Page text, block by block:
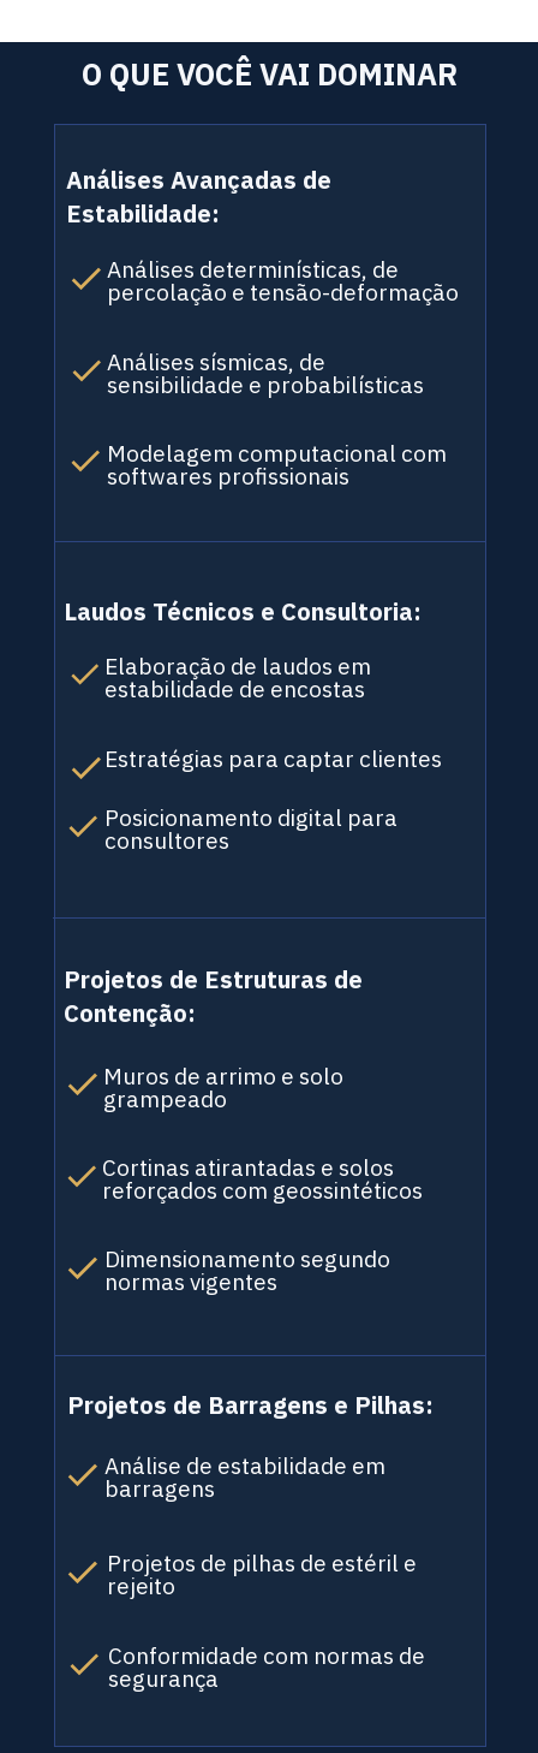
O QUE VOCÊ VAI DOMINAR
Análises Avançadas de
Estabilidade:
Projetos de Estruturas de
Contenção:
Análises determinísticas, de
percolação e tensão-deformação
Muros de arrimo e solo
grampeado
Cortinas atirantadas e solos
reforçados com geossintéticos
Análises sísmicas, de
sensibilidade e probabilísticas
Dimensionamento segundo
normas vigentes
Modelagem computacional com
softwares profissionais
Laudos Técnicos e Consultoria:
Projetos de Barragens e Pilhas:
Análise de estabilidade em
barragens
Elaboração de laudos em
estabilidade de encostas
Projetos de pilhas de estéril e
rejeito
Estratégias para captar clientes
Posicionamento digital para
consultores
Conformidade com normas de
segurança